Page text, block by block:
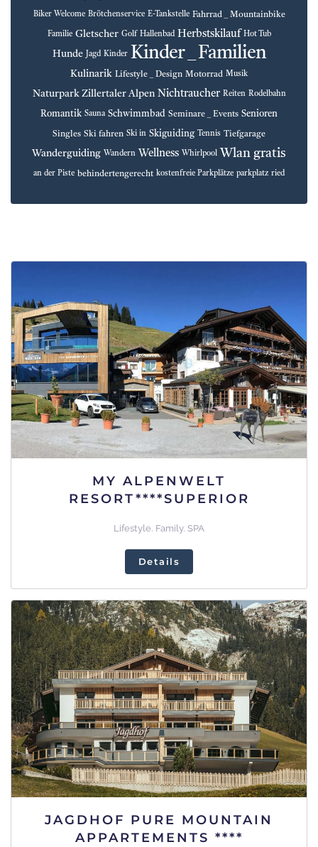
Biker Welcome Brötchenservice E-Tankstelle Fahrrad _ Mountainbike
Familie Gletscher Golf Hallenbad Herbstskilauf Hot Tub
Hunde Jagd Kinder Kinder _ Familien
Kulinarik Lifestyle _ Design Motorrad Musik
Naturpark Zillertaler Alpen Nichtraucher Reiten Rodelbahn
Romantik Sauna Schwimmbad Seminare _ Events Senioren
Singles Ski fahren Ski in Skiguiding Tennis Tiefgarage
Wanderguiding Wandern Wellness Whirlpool Wlan gratis
an der Piste behindertengerecht kostenfreie Parkplätze parkplatz ried
MY ALPENWELT
RESORT****SUPERIOR
Lifestyle. Family. SPA
Details
JAGDHOF PURE MOUNTAIN
APPARTEMENTS ****